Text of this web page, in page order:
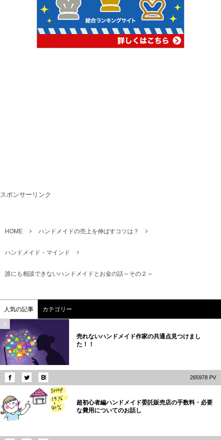
スポンサーリンク
HOME ハンドメイドの売上を伸ばすコツは？
ハンドメイド・マインド
誰にも相談できないハンドメイドとお金の話～その２～
人気の記事 カテゴリー
1
売れないハンドメイド作家の共通点見つけまし
た！！
265978 PV
超初心者編ハンドメイド委託販売店の手数料・必要
な費用についてのお話し